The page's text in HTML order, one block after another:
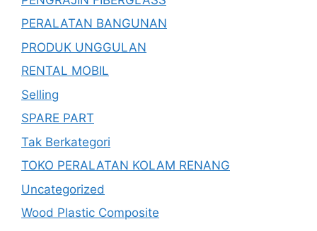
PERALATAN BANGUNAN
PRODUK UNGGULAN
RENTAL MOBIL
Selling
SPARE PART
Tak Berkategori
TOKO PERALATAN KOLAM RENANG
Uncategorized
Wood Plastic Composite